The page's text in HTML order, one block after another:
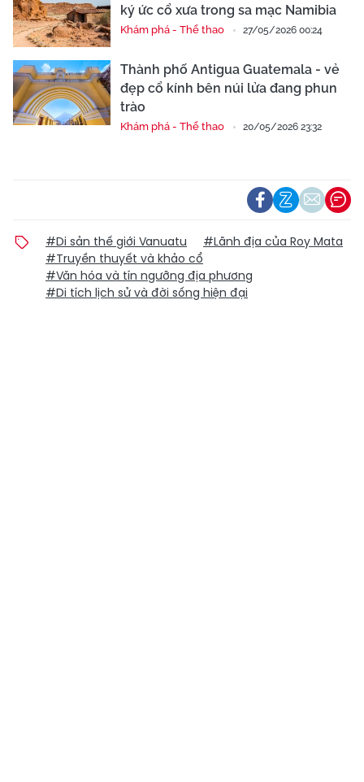
ký ức cổ xưa trong sa mạc Namibia
Khám phá - Thể thao 27/05/2026 00:24
Thành phố Antigua Guatemala - vẻ
đẹp cổ kính bên núi lửa đang phun
trào
Khám phá - Thể thao 20/05/2026 23:32
#Di sản thế giới Vanuatu
#Lãnh địa của Roy Mata
#Truyền thuyết và khảo cổ
#Văn hóa và tín ngưỡng địa phương
#Di tích lịch sử và đời sống hiện đại